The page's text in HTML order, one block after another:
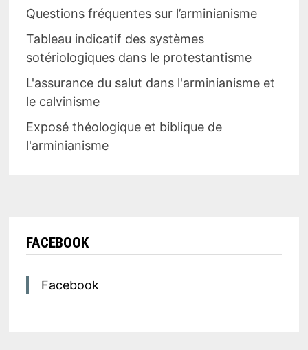
Questions fréquentes sur l’arminianisme
Tableau indicatif des systèmes
sotériologiques dans le protestantisme
L'assurance du salut dans l'arminianisme et
le calvinisme
Exposé théologique et biblique de
l'arminianisme
FACEBOOK
Facebook